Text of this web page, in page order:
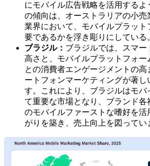
にモバイル広告戦略を活用するよ
の傾向は、オーストラリアの小売
業界において、モバイルプラット
要であるかを浮き彫りにしている
ブラジル： ブラジルでは、スマ
高さと、モバイルプラットフォー
との消費者エンゲージメントの
ートフォンマーケティングが著し
す。これにより、ブラジルはモバ
て重要な市場となり、ブランド各
のモバイルファーストな嗜好を活
がりを築き、売上向上を図ってい